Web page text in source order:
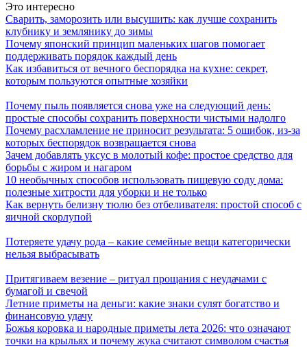
Это интересно
Сварить, заморозить или высушить: как лучше сохранить
клубнику и землянику до зимы
Почему японский принцип маленьких шагов помогает
поддерживать порядок каждый день
Как избавиться от вечного беспорядка на кухне: секрет,
которым пользуются опытные хозяйки
Почему пыль появляется снова уже на следующий день:
простые способы сохранить поверхности чистыми надолго
Почему расхламление не приносит результата: 5 ошибок, из-за
которых беспорядок возвращается снова
Зачем добавлять уксус в молотый кофе: простое средство для
борьбы с жиром и нагаром
10 необычных способов использовать пищевую соду дома:
полезные хитрости для уборки и не только
Как вернуть белизну тюлю без отбеливателя: простой способ с
яичной скорлупой
Потеряете удачу рода – какие семейные вещи категорически
нельзя выбрасывать
Притягиваем везение – ритуал прощания с неудачами с
бумагой и свечой
Летние приметы на деньги: какие знаки сулят богатство и
финансовую удачу
Божья коровка и народные приметы лета 2026: что означают
точки на крыльях и почему жука считают символом счастья